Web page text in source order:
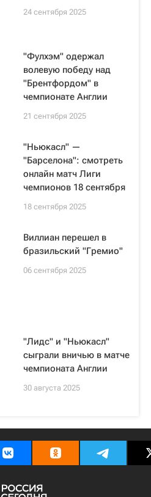
24 сентября 2025
"Фулхэм" одержал
волевую победу над
"Брентфордом" в
чемпионате Англии
21 сентября 2025
"Ньюкасл" —
"Барселона": смотреть
онлайн матч Лиги
чемпионов 18 сентября
18 сентября 2025
Виллиан перешел в
бразильский "Гремио"
06 сентября 2025
"Лидс" и "Ньюкасл"
сыграли вничью в матче
чемпионата Англии
30 августа 2025